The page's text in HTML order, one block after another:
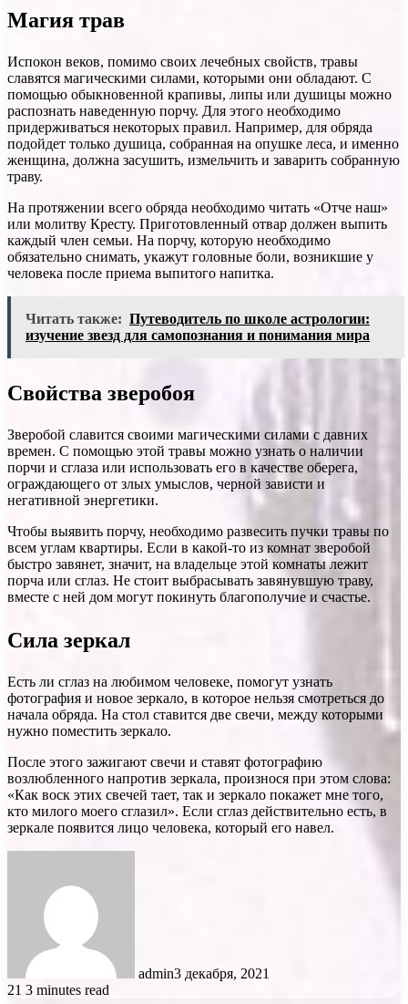
Магия трав
Испокон веков, помимо своих лечебных свойств, травы
славятся магическими силами, которыми они обладают. С
помощью обыкновенной крапивы, липы или душицы можно
распознать наведенную порчу. Для этого необходимо
придерживаться некоторых правил. Например, для обряда
подойдет только душица, собранная на опушке леса, и именно
женщина, должна засушить, измельчить и заварить собранную
траву.
На протяжении всего обряда необходимо читать «Отче наш»
или молитву Кресту. Приготовленный отвар должен выпить
каждый член семьи. На порчу, которую необходимо
обязательно снимать, укажут головные боли, возникшие у
человека после приема выпитого напитка.
Читать также: Путеводитель по школе астрологии:
изучение звезд для самопознания и понимания мира
Свойства зверобоя
Зверобой славится своими магическими силами с давних
времен. С помощью этой травы можно узнать о наличии
порчи и сглаза или использовать его в качестве оберега,
ограждающего от злых умыслов, черной зависти и
негативной энергетики.
Чтобы выявить порчу, необходимо развесить пучки травы по
всем углам квартиры. Если в какой-то из комнат зверобой
быстро завянет, значит, на владельце этой комнаты лежит
порча или сглаз. Не стоит выбрасывать завянувшую траву,
вместе с ней дом могут покинуть благополучие и счастье.
Сила зеркал
Есть ли сглаз на любимом человеке, помогут узнать
фотография и новое зеркало, в которое нельзя смотреться до
начала обряда. На стол ставится две свечи, между которыми
нужно поместить зеркало.
После этого зажигают свечи и ставят фотографию
возлюбленного напротив зеркала, произнося при этом слова:
«Как воск этих свечей тает, так и зеркало покажет мне того,
кто милого моего сглазил». Если сглаз действительно есть, в
зеркале появится лицо человека, который его навел.
admin3 декабря, 2021
21 3 minutes read